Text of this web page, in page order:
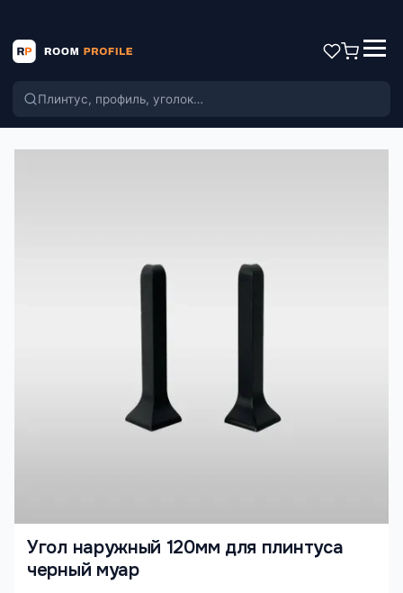
Поиск по каталогу
Угол наружный 120мм для плинтуса
черный муар